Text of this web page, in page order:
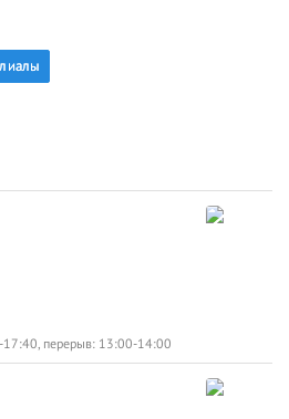
17:40, перерыв: 13:00-14:00